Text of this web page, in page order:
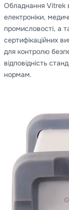
Обладнання Vitrek
електроніки,
промисловості, а
сертифікаційних
для контролю
відповідність
нормам.